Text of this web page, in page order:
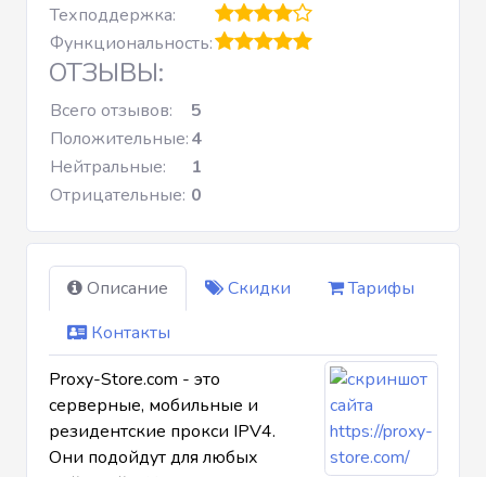
Техподдержка:
Функциональность:
ОТЗЫВЫ:
Всего отзывов:
5
Положительные:4
Нейтральные:
1
Отрицательные: 0
Описание Скидки
Тарифы
Контакты
Proxy-Store.com - это
серверные, мобильные и
резидентские прокси IPV4.
Они подойдут для любых